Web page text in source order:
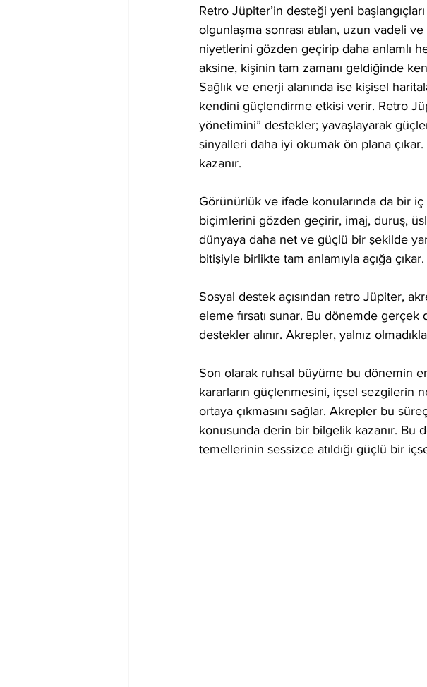
Retro Jüpiter’in desteği yeni
olgunlaşma sonrası atılan, uzun vadeli
niyetlerini gözden geçirip daha anlamlı
aksine, kişinin tam zamanı geldiğinde
Sağlık ve enerji alanında ise kişisel
kendini güçlendirme etkisi verir. Retro
yönetimini” destekler; yavaşlayarak
sinyalleri daha iyi okumak ön plana
kazanır.
Görünürlük ve ifade konularında da bir iç
biçimlerini gözden geçirir, imaj, duruş,
dünyaya daha net ve güçlü bir şekilde
bitişiyle birlikte tam anlamıyla açığa çıkar.
Sosyal destek açısından retro Jüpiter,
eleme fırsatı sunar. Bu dönemde
destekler alınır. Akrepler, yalnız
Son olarak ruhsal büyüme bu dönemin
kararların güçlenmesini, içsel sezgilerin
ortaya çıkmasını sağlar. Akrepler bu
konusunda derin bir bilgelik kazanır. Bu
temellerinin sessizce atıldığı güçlü bir